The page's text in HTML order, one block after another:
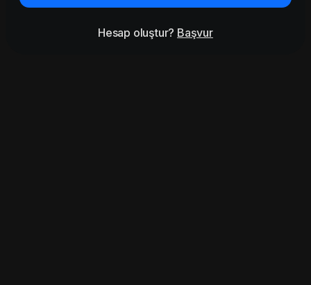
Hesap oluştur? Başvur